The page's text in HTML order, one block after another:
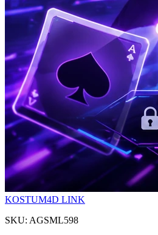
KOSTUM4D LINK
SKU: AGSML598